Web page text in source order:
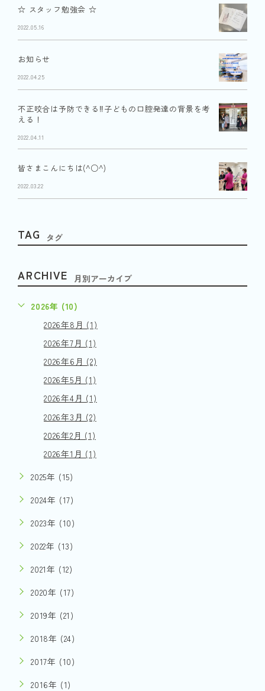
☆ スタッフ勉強会 ☆
2022.05.16
お知らせ
2022.04.25
不正咬合は予防できる‼︎子どもの口腔発達の背景を考
える！
2022.04.11
皆さまこんにちは(^○^)
2022.03.22
TAG タグ
ARCHIVE 月別アーカイブ
2026年 (10)
2026年8月 (1)
2026年7月 (1)
2026年6月 (2)
2026年5月 (1)
2026年4月 (1)
2026年3月 (2)
2026年2月 (1)
2026年1月 (1)
2025年 (15)
2024年 (17)
2023年 (10)
2022年 (13)
2021年 (12)
2020年 (17)
2019年 (21)
2018年 (24)
2017年 (10)
2016年 (1)